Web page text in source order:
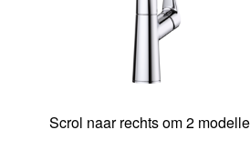
Scrol naar rechts om 2